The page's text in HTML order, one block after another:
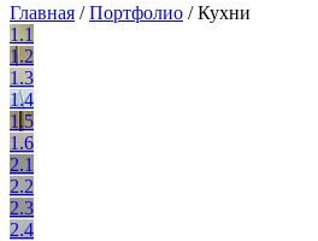
Главная /Портфолио /Кухни
1.1
1.2
1.3
1.4
1.5
1.6
2.1
2.2
2.3
2.4